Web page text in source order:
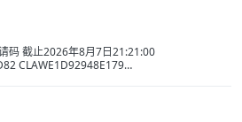
码 截止2026年8月7日21:21:00
CLAWE1D92948E179